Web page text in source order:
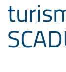
Contenuti
principali
[5]
ultime
novità
da